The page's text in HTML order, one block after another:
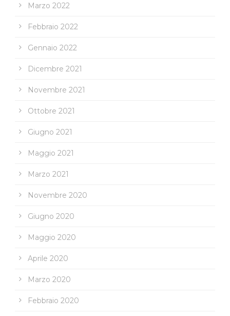
Marzo 2022
Febbraio 2022
Gennaio 2022
Dicembre 2021
Novembre 2021
Ottobre 2021
Giugno 2021
Maggio 2021
Marzo 2021
Novembre 2020
Giugno 2020
Maggio 2020
Aprile 2020
Marzo 2020
Febbraio 2020